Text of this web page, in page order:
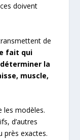
doivent
de
fait qui
la
muscle,
les modèles.
d’autres
près exactes.